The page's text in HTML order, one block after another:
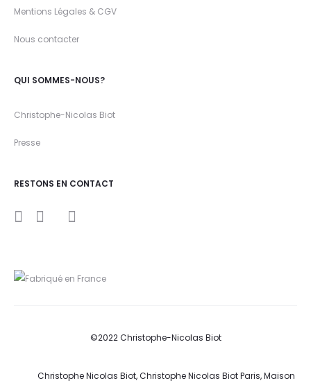
Mentions Légales & CGV
Nous contacter
QUI SOMMES-NOUS?
Christophe-Nicolas Biot
Presse
RESTONS EN CONTACT
a
u
b
©2022 Christophe-Nicolas Biot
Christophe Nicolas Biot, Christophe Nicolas Biot Paris, Maison